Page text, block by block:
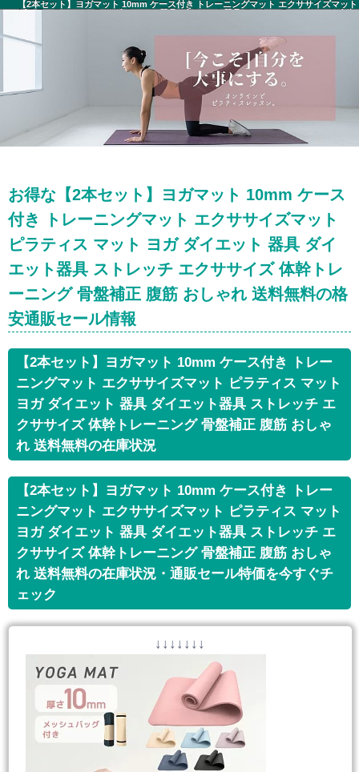
【2本セット】ヨガマット 10mm ケース付き トレーニングマット エクササイズマット
ピラティス マット ヨガ ダイエット 器具 ダイエット器具 ストレッチ エクササイズ 体
お得な【2本セット】ヨガマット 10mm ケース
付き トレーニングマット エクササイズマット
ピラティス マット ヨガ ダイエット 器具 ダイ
エット器具 ストレッチ エクササイズ 体幹トレ
ーニング 骨盤補正 腹筋 おしゃれ 送料無料の格
安通販セール情報
【2本セット】ヨガマット 10mm ケース付き トレー
ニングマット エクササイズマット ピラティス マット
ヨガ ダイエット 器具 ダイエット器具 ストレッチ エ
クササイズ 体幹トレーニング 骨盤補正 腹筋 おしゃ
れ 送料無料の在庫状況
【2本セット】ヨガマット 10mm ケース付き トレー
ニングマット エクササイズマット ピラティス マット
ヨガ ダイエット 器具 ダイエット器具 ストレッチ エ
クササイズ 体幹トレーニング 骨盤補正 腹筋 おしゃ
れ 送料無料の在庫状況・通販セール特価を今すぐチ
ェック
↓↓↓↓↓↓↓